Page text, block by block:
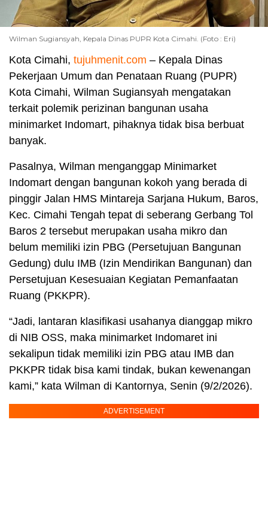
Wilman Sugiansyah, Kepala Dinas PUPR Kota Cimahi. (Foto : Eri)
Kota Cimahi, tujuhmenit.com – Kepala Dinas
Pekerjaan Umum dan Penataan Ruang (PUPR)
Kota Cimahi, Wilman Sugiansyah mengatakan
terkait polemik perizinan bangunan usaha
minimarket Indomart, pihaknya tidak bisa berbuat
banyak.
Pasalnya, Wilman menganggap Minimarket
Indomart dengan bangunan kokoh yang berada di
pinggir Jalan HMS Mintareja Sarjana Hukum, Baros,
Kec. Cimahi Tengah tepat di seberang Gerbang Tol
Baros 2 tersebut merupakan usaha mikro dan
belum memiliki izin PBG (Persetujuan Bangunan
Gedung) dulu IMB (Izin Mendirikan Bangunan) dan
Persetujuan Kesesuaian Kegiatan Pemanfaatan
Ruang (PKKPR).
“Jadi, lantaran klasifikasi usahanya dianggap mikro
di NIB OSS, maka minimarket Indomaret ini
sekalipun tidak memiliki izin PBG atau IMB dan
PKKPR tidak bisa kami tindak, bukan kewenangan
kami,” kata Wilman di Kantornya, Senin (9/2/2026).
ADVERTISEMENT